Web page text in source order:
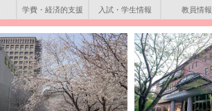
学費・経済的支援 入試・学生情報 教員情報